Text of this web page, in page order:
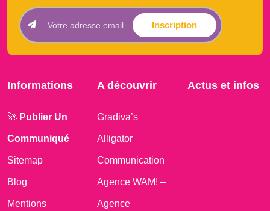
Inscription
Informations
🚀 Publier Un
Communiqué
Sitemap
Blog
Mentions
A découvrir
Gradiva’s
Alligator
Communication
Agence WAM! –
Agence
Actus et infos